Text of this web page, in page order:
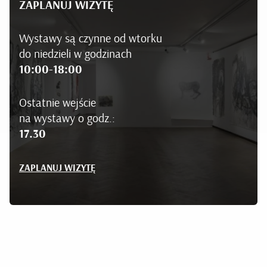
ZAPLANUJ WIZYTĘ
Wystawy są czynne od wtorku
do niedzieli w godzinach
10:00-18:00
Ostatnie wejście
na wystawy o godz.:
17.30
ZAPLANUJ WIZYTĘ